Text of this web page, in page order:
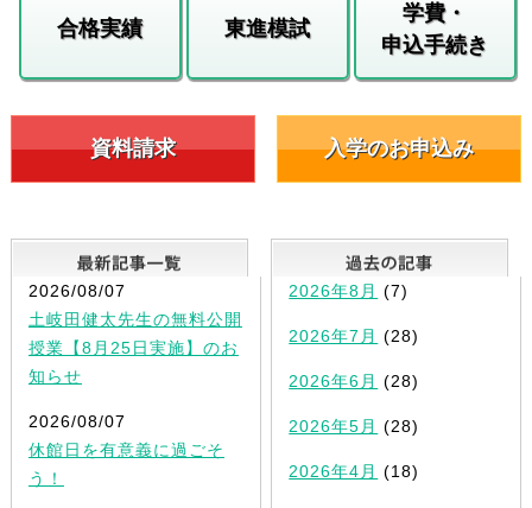
合格実績 東進模試
学費・
申込手続き
資料請求 入学のお申込み
最新記事一覧
2026/08/07
土岐田健太先生の無料公開
授業【8月25日実施】のお
知らせ
2026/08/07
休館日を有意義に過ごそ
う！
2026年8月 (7)
2026年7月 (28)
2026年6月 (28)
2026年5月 (28)
2026年4月 (18)